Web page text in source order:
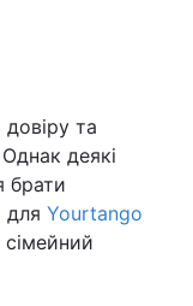
та
деякі
брати
для Yourtango